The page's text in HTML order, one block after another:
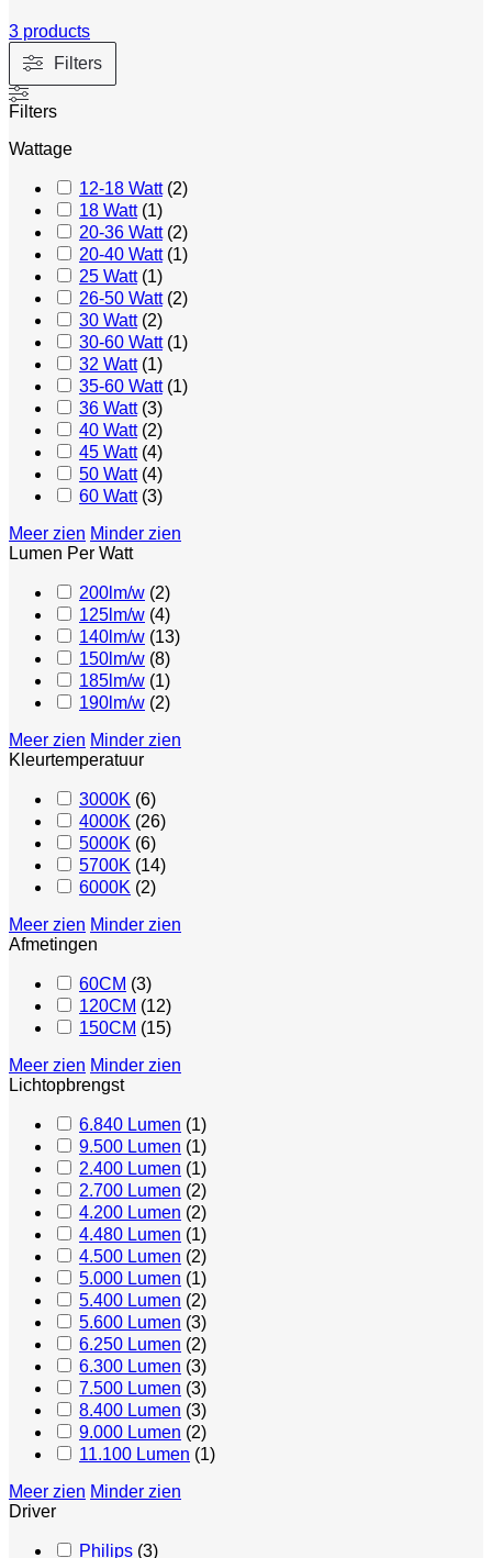
3 products
Filters
Filters
Wattage
12-18 Watt (2)
18 Watt (1)
20-36 Watt (2)
20-40 Watt (1)
25 Watt (1)
26-50 Watt (2)
30 Watt (2)
30-60 Watt (1)
32 Watt (1)
35-60 Watt (1)
36 Watt (3)
40 Watt (2)
45 Watt (4)
50 Watt (4)
60 Watt (3)
Meer zien Minder zien
Lumen Per Watt
200lm/w (2)
125lm/w (4)
140lm/w (13)
150lm/w (8)
185lm/w (1)
190lm/w (2)
Meer zien Minder zien
Kleurtemperatuur
3000K (6)
4000K (26)
5000K (6)
5700K (14)
6000K (2)
Meer zien Minder zien
Afmetingen
60CM (3)
120CM (12)
150CM (15)
Meer zien Minder zien
Lichtopbrengst
6.840 Lumen (1)
9.500 Lumen (1)
2.400 Lumen (1)
2.700 Lumen (2)
4.200 Lumen (2)
4.480 Lumen (1)
4.500 Lumen (2)
5.000 Lumen (1)
5.400 Lumen (2)
5.600 Lumen (3)
6.250 Lumen (2)
6.300 Lumen (3)
7.500 Lumen (3)
8.400 Lumen (3)
9.000 Lumen (2)
11.100 Lumen (1)
Meer zien Minder zien
Driver
Philips (3)